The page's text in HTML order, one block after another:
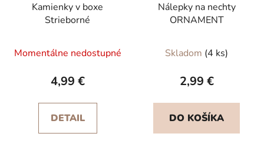
Kamienky v boxe
Strieborné
Momentálne nedostupné
4,99 €
DETAIL
Nálepky na nechty
ORNAMENT
Skladom (4 ks)
2,99 €
DO KOŠÍKA